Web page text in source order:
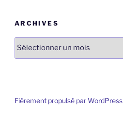
ARCHIVES
Archives
Fièrement propulsé par WordPress